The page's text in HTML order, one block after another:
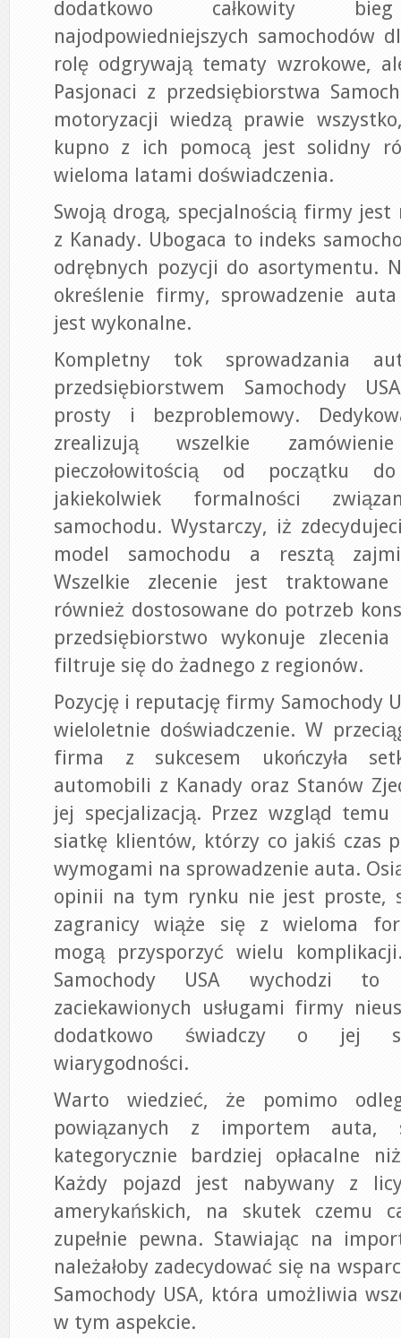
dodatkowo całkowity bieg
najodpowiedniejszych samochodów
rolę odgrywają tematy wzrokowe,
Pasjonaci z przedsiębiorstwa
motoryzacji wiedzą prawie
kupno z ich pomocą jest solidny
wieloma latami doświadczenia.
Swoją drogą, specjalnością firmy
z Kanady. Ubogaca to indeks
odrębnych pozycji do asortymentu.
określenie firmy, sprowadzenie
jest wykonalne.
Kompletny tok sprowadzania
przedsiębiorstwem Samochody
prosty i bezproblemowy.
zrealizują wszelkie
pieczołowitością od początku
jakiekolwiek formalności
samochodu. Wystarczy, iż
model samochodu a resztą
Wszelkie zlecenie jest
również dostosowane do potrzeb
przedsiębiorstwo wykonuje
filtruje się do żadnego z regionów.
Pozycję i reputację firmy Samochody
wieloletnie doświadczenie. W
firma z sukcesem ukończyła
automobili z Kanady oraz Stanów
jej specjalizacją. Przez wzgląd temu
siatkę klientów, którzy co jakiś czas
wymogami na sprowadzenie auta.
opinii na tym rynku nie jest proste,
zagranicy wiąże się z wieloma
mogą przysporzyć wielu
Samochody USA wychodzi to
zaciekawionych usługami firmy
dodatkowo świadczy o jej
wiarygodności.
Warto wiedzieć, że pomimo
powiązanych z importem auta,
kategorycznie bardziej opłacalne
Każdy pojazd jest nabywany z
amerykańskich, na skutek czemu
zupełnie pewna. Stawiając na
należałoby zadecydować się na
Samochody USA, która umożliwia
w tym aspekcie.